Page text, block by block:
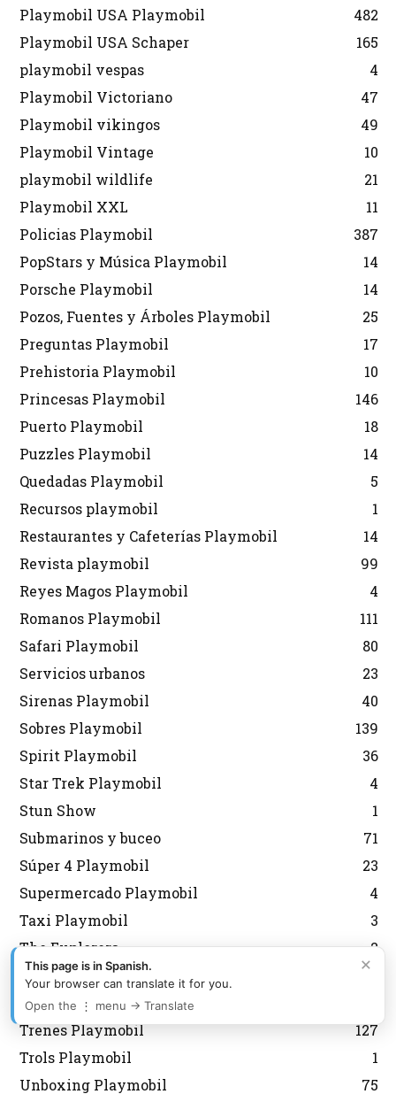
Playmobil USA Playmobil
482
Playmobil USA Schaper
165
playmobil vespas
4
Playmobil Victoriano
47
Playmobil vikingos
49
Playmobil Vintage
10
playmobil wildlife
21
Playmobil XXL
11
Policias Playmobil
387
PopStars y Música Playmobil
14
Porsche Playmobil
14
Pozos, Fuentes y Árboles Playmobil
25
Preguntas Playmobil
17
Prehistoria Playmobil
10
Princesas Playmobil
146
Puerto Playmobil
18
Puzzles Playmobil
14
Quedadas Playmobil
5
Recursos playmobil
1
Restaurantes y Cafeterías Playmobil
14
Revista playmobil
99
Reyes Magos Playmobil
4
Romanos Playmobil
111
Safari Playmobil
80
Servicios urbanos
23
Sirenas Playmobil
40
Sobres Playmobil
139
Spirit Playmobil
36
Star Trek Playmobil
4
Stun Show
1
Submarinos y buceo
71
Súper 4 Playmobil
23
Supermercado Playmobil
4
Taxi Playmobil
3
The Explorers
2
Tiendas Playmobil
22
Tractores Playmobil
Trenes Playmobil
127
Trols Playmobil
1
Unboxing Playmobil
75
×
This page is in Spanish.
Your browser can translate it for you.
Open the ⋮ menu → Translate